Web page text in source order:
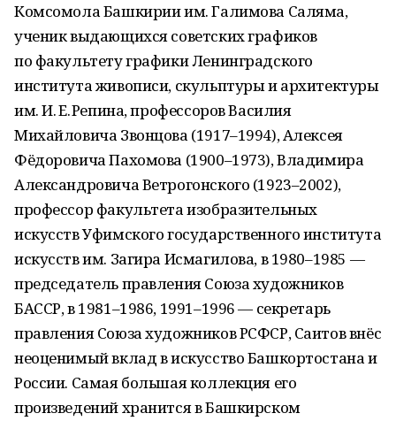
Комсомола Башкирии им. Галимова Саляма,
ученик выдающихся советских графиков
по факультету графики Ленинградского
института живописи, скульптуры и архитектуры
им. И. Е. Репина, профессоров Василия
Михайловича Звонцова (1917–1994), Алексея
Фёдоровича Пахомова (1900–1973), Владимира
Александровича Ветрогонского (1923–2002),
профессор факультета изобразительных
искусств Уфимского государственного института
искусств им. Загира Исмагилова, в 1980–1985 —
председатель правления Союза художников
БАССР, в 1981–1986, 1991–1996 — секретарь
правления Союза художников РСФСР, Саитов внёс
неоценимый вклад в искусство Башкортостана и
России. Самая большая коллекция его
произведений хранится в Башкирском